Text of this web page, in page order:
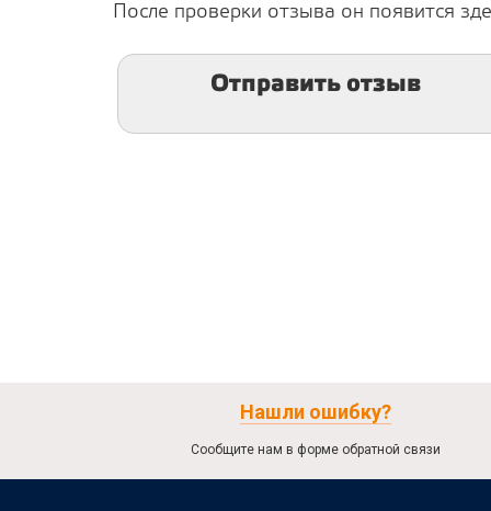
После проверки отзыва он появится
Отправить отзыв
Нашли ошибку?
Сообщите нам в форме обратной связи